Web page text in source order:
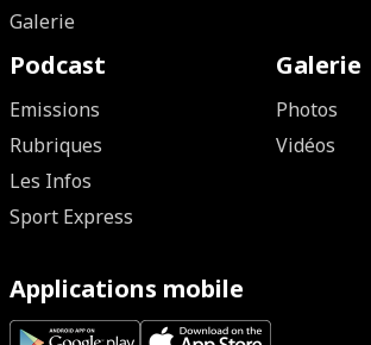
Galerie
Podcast
Emissions
Rubriques
Les Infos
Sport Express
Galerie
Photos
Vidéos
Applications mobile